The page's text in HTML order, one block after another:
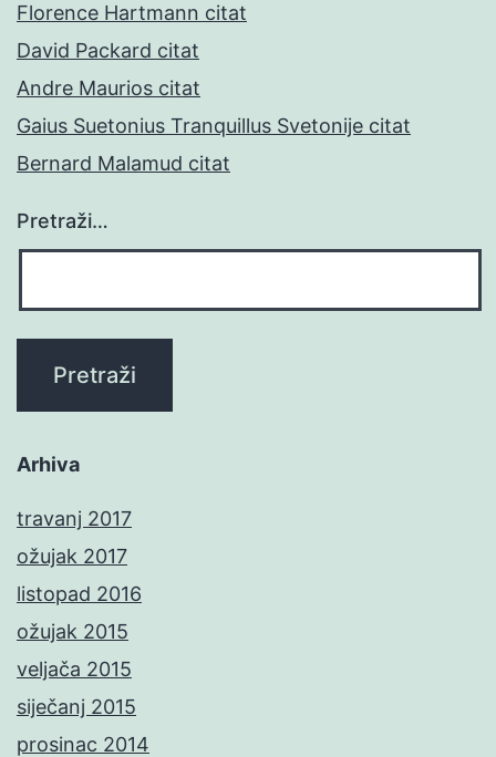
Florence Hartmann citat
David Packard citat
Andre Maurios citat
Gaius Suetonius Tranquillus Svetonije citat
Bernard Malamud citat
Pretraži…
Arhiva
travanj 2017
ožujak 2017
listopad 2016
ožujak 2015
veljača 2015
siječanj 2015
prosinac 2014